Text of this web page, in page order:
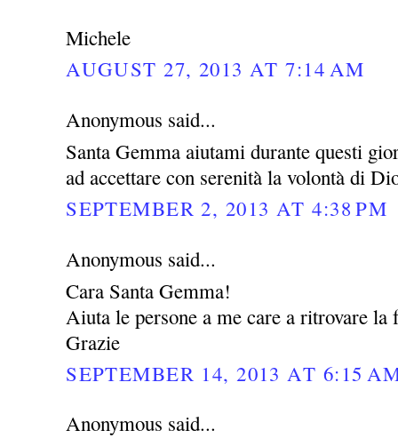
Michele
AUGUST 27, 2013 AT 7:14 AM
Anonymous said...
Santa Gemma aiutami durante questi
ad accettare con serenità la volontà di
SEPTEMBER 2, 2013 AT 4:38 PM
Anonymous said...
Cara Santa Gemma!
Aiuta le persone a me care a ritrovare
Grazie
SEPTEMBER 14, 2013 AT 6:15
Anonymous said...